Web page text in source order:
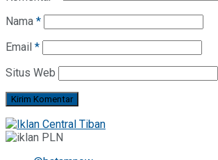
Nama *
Email *
Situs Web